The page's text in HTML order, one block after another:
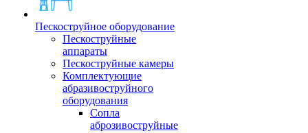
Пескоструйное оборудование
Пескоструйные
аппараты
Пескоструйные камеры
Комплектующие
абразивоструйного
оборудования
Сопла
аброзивоструйные